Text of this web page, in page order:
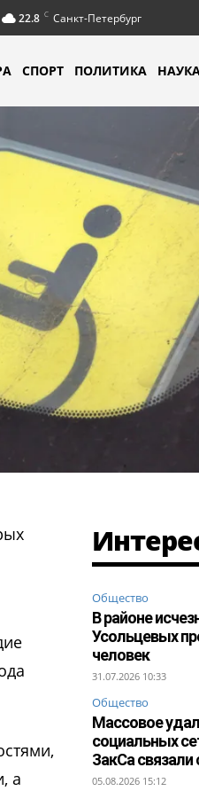
22.8 C Санкт-Петербург
СПОРТ ПОЛИТИКА
а
Общество
В районе
Усольцевых
человек
31.07.2026 10:33
Общество
Массовое
социальных
ЗакСа
05.08.2026 15:12